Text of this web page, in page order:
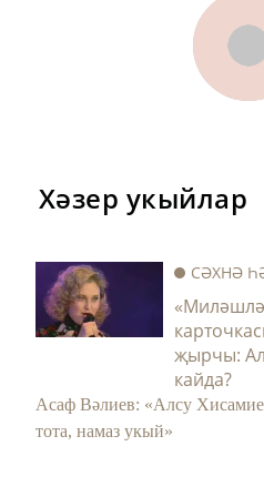
Хәзер укыйлар
СӘХНӘ
җырчы:
кайда?
Асаф Вәлиев: «Алсу
тота, намаз укый»